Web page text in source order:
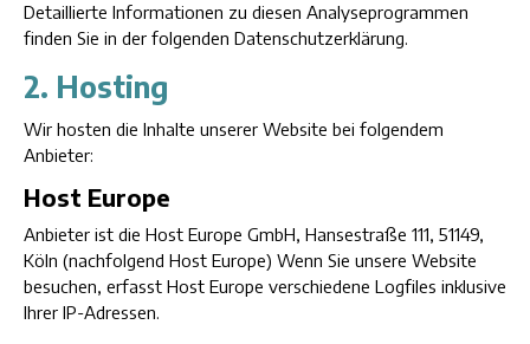
Detaillierte Informationen zu diesen Analyseprogrammen
finden Sie in der folgenden Datenschutzerklärung.
2. Hosting
Wir hosten die Inhalte unserer Website bei folgendem
Anbieter:
Host Europe
Anbieter ist die Host Europe GmbH, Hansestraße 111, 51149,
Köln (nachfolgend Host Europe) Wenn Sie unsere Website
besuchen, erfasst Host Europe verschiedene Logfiles inklusive
Ihrer IP-Adressen.